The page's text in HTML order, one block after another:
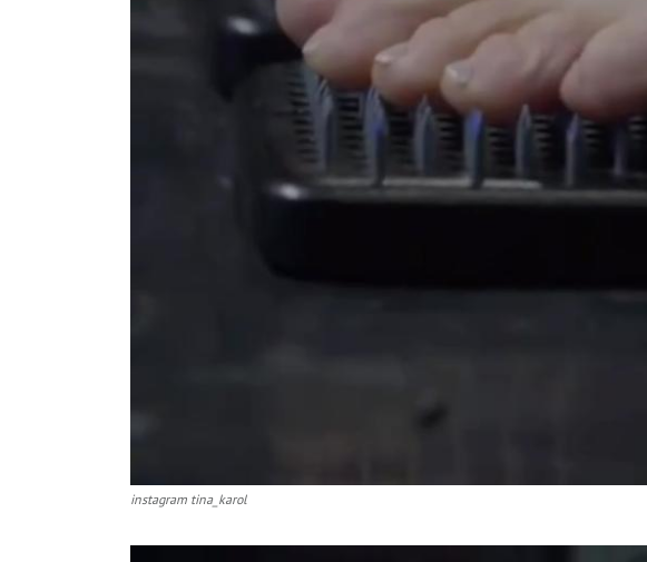
instagram tina_karol